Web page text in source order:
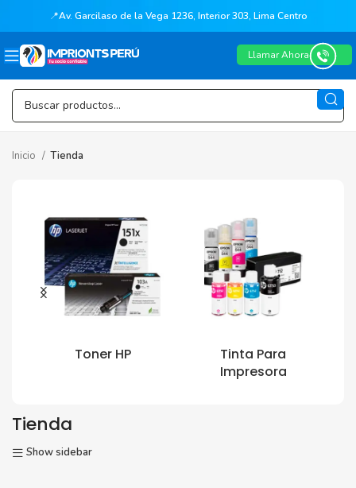
📍Av. Garcilaso de la Vega 1236, Interior 303, Lima Centro
Llamar Ahora
Inicio Tienda
Toner HP
Tinta Para
Impresora
Tienda
Show sidebar